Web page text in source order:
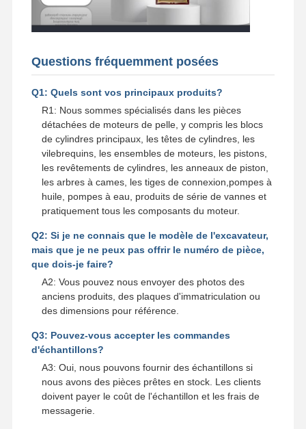
Questions fréquemment posées
Q1: Quels sont vos principaux produits?
R1: Nous sommes spécialisés dans les pièces
détachées de moteurs de pelle, y compris les blocs
de cylindres principaux, les têtes de cylindres, les
vilebrequins, les ensembles de moteurs, les pistons,
les revêtements de cylindres, les anneaux de piston,
les arbres à cames, les tiges de connexion,pompes à
huile, pompes à eau, produits de série de vannes et
pratiquement tous les composants du moteur.
Q2: Si je ne connais que le modèle de l'excavateur,
mais que je ne peux pas offrir le numéro de pièce,
que dois-je faire?
A2: Vous pouvez nous envoyer des photos des
anciens produits, des plaques d'immatriculation ou
des dimensions pour référence.
Q3: Pouvez-vous accepter les commandes
d'échantillons?
A3: Oui, nous pouvons fournir des échantillons si
nous avons des pièces prêtes en stock. Les clients
doivent payer le coût de l'échantillon et les frais de
messagerie.